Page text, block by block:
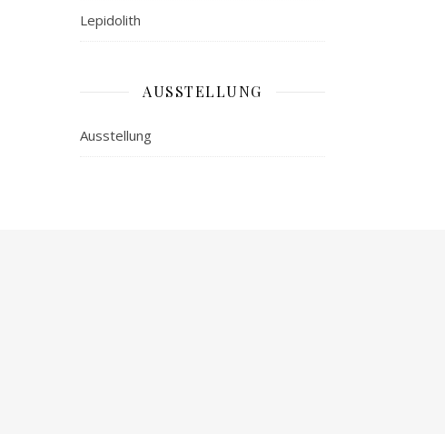
Lepidolith
AUSSTELLUNG
Ausstellung